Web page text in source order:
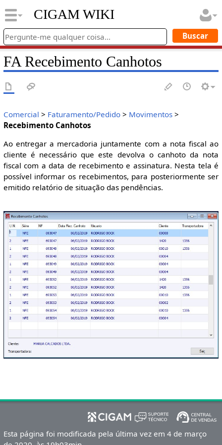
CIGAM WIKI
FA Recebimento Canhotos
Comercial > Faturamento/Pedido> Movimentos>
Recebimento Canhotos
Ao entregar a mercadoria juntamente com a nota fiscal ao
cliente é necessário que este devolva o canhoto da nota
fiscal com a data de recebimento e assinatura. Nesta tela é
possível informar os recebimentos, para posteriormente ser
emitido relatório de situação das pendências.
Esta página foi modificada pela última vez em 4 de março